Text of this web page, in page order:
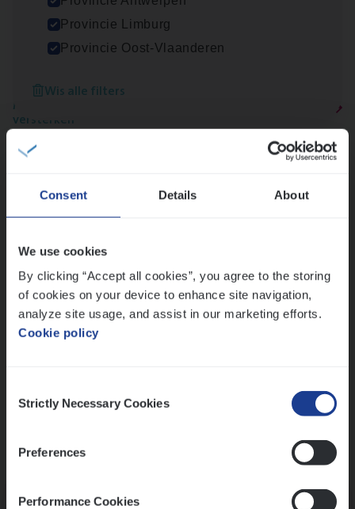
Consent Details About
We use cookies
By clicking “Accept all cookies”, you agree to the storing
of cookies on your device to enhance site navigation,
analyze site usage, and assist in our marketing efforts.
Cookie policy
Selection
Strictly Necessary Cookies
Preferences
Performance Cookies
Provincie Limburg
Provincie Oost-Vlaanderen
Wis alle filters
Meer dan collega’s: hoe Julie en Aurélie elkaar
versterken
Mathias houdt van diepgaande dossiers én droge
humor
Thalia zoekt graag oplossingen, in games én op het
werk
Ons sollicitatieproces